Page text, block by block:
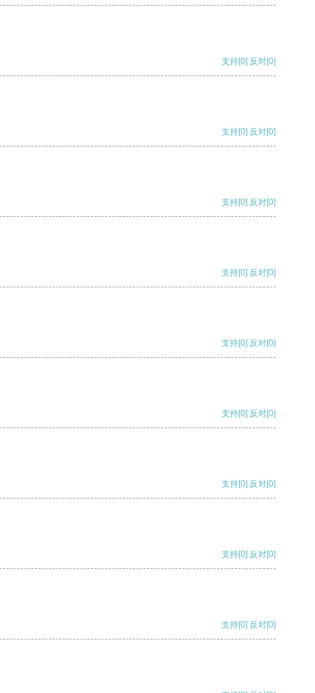
支持[0] 反对[0]
支持[0] 反对[0]
支持[0] 反对[0]
支持[0] 反对[0]
支持[0] 反对[0]
支持[0] 反对[0]
支持[0] 反对[0]
支持[0] 反对[0]
支持[0] 反对[0]